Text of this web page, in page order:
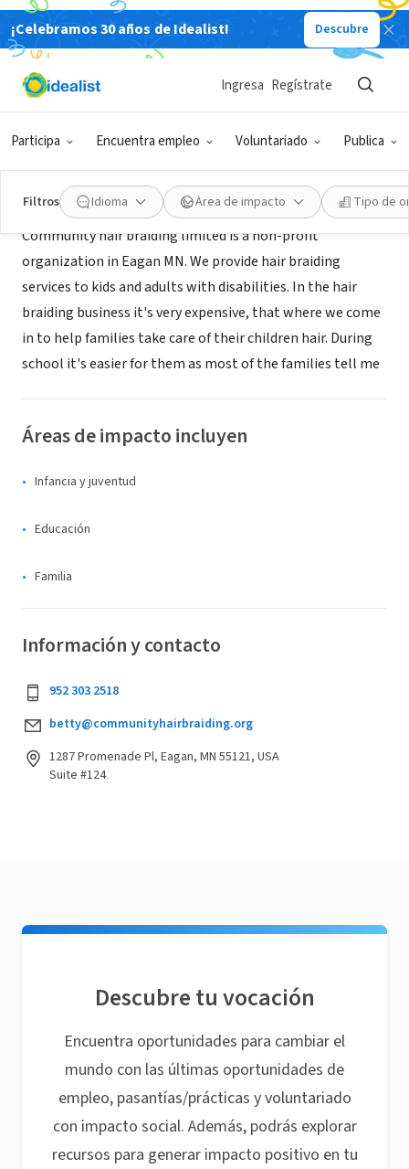
¡Celebramos 30 años de Idealist! Descubre
Participa Encuentra empleo Voluntariado Publica
Ingresa Regístrate
Filtros Idioma Área de impacto Tipo de
ORGANIZACIÓN SIN FIN DE LUCRO
Community hair braiding limited
Acerca de
Community hair braiding limited is a non-profit
organization in Eagan MN. We provide hair braiding
services to kids and adults with disabilities. In the hair
braiding business it's very expensive, that where we come
in to help families take care of their children hair. During
school it's easier for them as most of the families tell me
Áreas de impacto incluyen
Infancia y juventud
Educación
Familia
Información y contacto
952 303 2518
betty@communityhairbraiding.org
1287 Promenade Pl, Eagan, MN 55121, USA
Suite #124
Descubre tu vocación
Encuentra oportunidades para cambiar el
mundo con las últimas oportunidades de
empleo, pasantías/prácticas y voluntariado
con impacto social. Además, podrás explorar
recursos para generar impacto positivo en tu